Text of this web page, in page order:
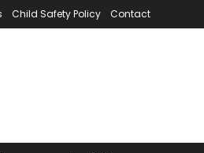
Child Safety Policy Contact